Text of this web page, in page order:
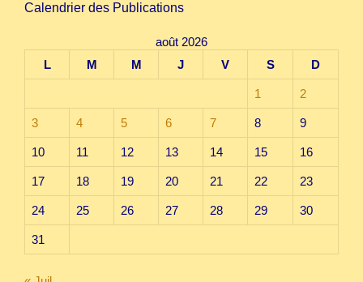
Calendrier des Publications
août 2026
L
M M J V S D
1 2
3 4 5 6 7 8 9
10 11 12 13 14 15 16
17 18 19 20 21 22 23
24 25 26 27 28 29 30
31